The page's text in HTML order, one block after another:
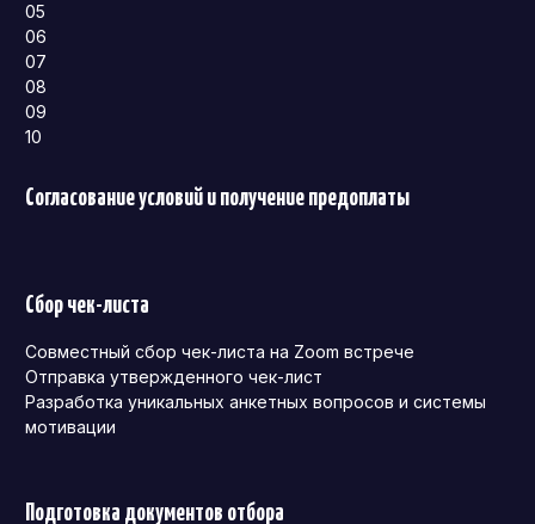
05
06
07
08
09
10
Согласование условий и получение предоплаты
Сбор чек-листа
Совместный сбор чек-листа на Zoom встрече
Отправка утвержденного чек-лист
Разработка уникальных анкетных вопросов и системы
мотивации
Подготовка документов отбора